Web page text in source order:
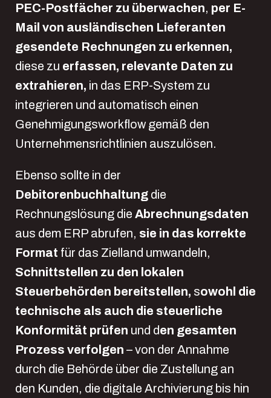
PEC-Postfächer zu überwachen, per E-
Mail von ausländischen Lieferanten
gesendete Rechnungen zu erkennen,
diese zu erfassen, relevante Daten zu
extrahieren, in das ERP-System zu
integrieren und automatisch einen
Genehmigungsworkflow gemäß den
Unternehmensrichtlinien auszulösen.
Ebenso sollte in der
Debitorenbuchhaltung die
Rechnungslösung die Abrechnungsdaten
aus dem ERP abrufen, sie in das korrekte
Format für das Zielland umwandeln,
Schnittstellen zu den lokalen
Steuerbehörden bereitstellen, sowohl die
technische als auch die steuerliche
Konformität prüfen und den gesamten
Prozess verfolgen – von der Annahme
durch die Behörde über die Zustellung an
den Kunden, die digitale Archivierung bis hin